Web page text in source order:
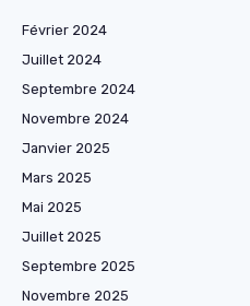
Février 2024
Juillet 2024
Septembre 2024
Novembre 2024
Janvier 2025
Mars 2025
Mai 2025
Juillet 2025
Septembre 2025
Novembre 2025